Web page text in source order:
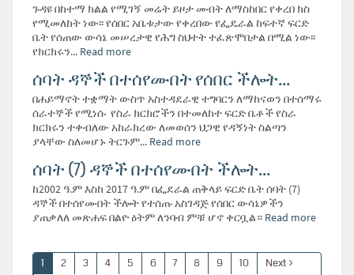
ጉዳዩ በከተማ ክልል የሚገኝ መሬት ይዞታ መብት ለማስከበር የቀረበ ክስ
የሚመለከት ነው፡፡ የሰበር አቤቱታው የቀረበው የፌዴራል ከፍተኛ ፍርድ
ቤት የሰጠው ውሳኔ መሠረታዊ የሕግ ስህተት ተፈጽሞበታል በሚል ነው፡፡
የክርክሩን... Read more
ሰባት ዳኞች በተሰየሙበት የሰበር ችሎት...
በሐይማኖት ተቋማት ውስጥ አስተዳደራዊ ተግባርን ለማከናወን በተሰማሩ
ሰራተኞች የሚነሱ የስራ ክርክሮችን በተመለከተ ፍርድ ቤቶች የስራ
ክርክሩን ተቀብለው አከራክረው ለመወሰን ህጋዊ የዳኝነት ስልጣን
ያላቸው ስለመሆኑ ትርጉም... Read more
ሰባት (7) ዳኞች በተሰየሙበት ችሎት...
ከ2002 ዓ.ም እስከ 2017 ዓ.ም በፌደራል ጠቅላይ ፍርድ ቤት ሰባት (7)
ዳኞች በተሰየሙበት ችሎት የተሰጡ አስገዳጅ የሰበር ውሳኔዎችን
ያጠቃለለ መጽሐፍ በልዮ ዕትም ለንባብ ምቹ ሆኖ ቀርቧል። Read more
1 2 3 4 5 6 7 8 9 10
Next